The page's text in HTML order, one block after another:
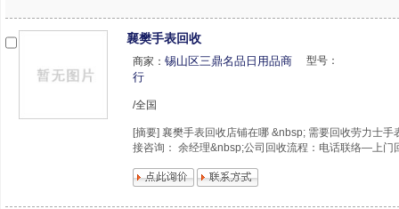
襄樊手表回收
商家： 锡山区三鼎名品日用品商
行
型号：
/全国
[摘要] 襄樊手表回收店铺在哪­ &nbsp; 需要回收劳力士手
接咨询： 余经理&nbsp;公司回收流程：电话联络—上